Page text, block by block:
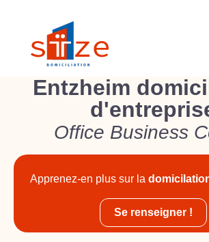
Entzheim
Office Business
Apprenez-en plus sur la
Se renseigner !